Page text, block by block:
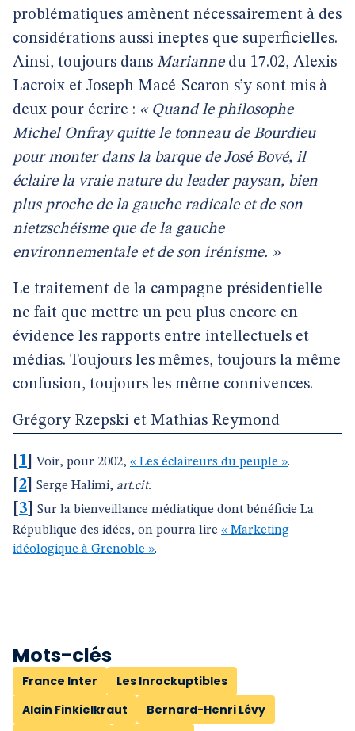
problématiques amènent nécessairement à des
considérations aussi ineptes que superficielles.
Ainsi, toujours dans Mariannedu 17.02, Alexis
Lacroix et Joseph Macé-Scaron s’y sont mis à
deux pour écrire : « Quand le philosophe
Michel Onfray quitte le tonneau de Bourdieu
pour monter dans la barque de José Bové, il
éclaire la vraie nature du leader paysan, bien
plus proche de la gauche radicale et de son
nietzschéisme que de la gauche
environnementale et de son irénisme. »
Le traitement de la campagne présidentielle
ne fait que mettre un peu plus encore en
évidence les rapports entre intellectuels et
médias. Toujours les mêmes, toujours la même
confusion, toujours les même connivences.
Grégory Rzepski et Mathias Reymond
1 ]Voir, pour 2002, « Les éclaireurs du peuple ».
2 Serge Halimi, art.cit.
3
Sur la bienveillance médiatique dont bénéficie La
République des idées, on pourra lire « Marketing
idéologique à Grenoble ».
Mots-clés
France Inter
Les Inrockuptibles
Alain Finkielkraut
Bernard-Henri Lévy